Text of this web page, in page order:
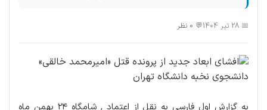
📅 28 تیر 1404 💬 0 نظر